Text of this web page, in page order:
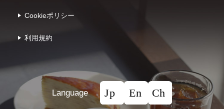
Cookieポリシー
利⽤規約
Language